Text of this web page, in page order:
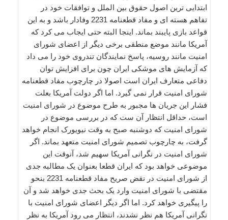
ابتدایی ترین اصول حقوق بین الملل و توافقات خود در
تفاهم هسته ای و مفاد قطعنامه 2231 وفادار باشد و به این
قواعد بازی پایبند بماند. اینجا البته حتی ایجاب می کرد که
آمریکا مانند موضع منطقی برخی دیگر از اعضای شورای
امنیت مانند روسیه، پاسخ نمایندگان تندروی خود را می داد
که آزمایش های موشکی ایران چون برای افزایش توان
دفاعی متعارف ایران است اصولا در چارچوب مفاد قطعنامه
شورای امنیت قرار نمی گیرد. اما اگر دولت آمریکا بعلت
فشار این جریان ها مجبور به طرح موضوع در شورای امنیت
است، حداقل انتظار آن ست که در بررسی موضوع در
شورای امنیت که دوشنبه صبح به وقت نیویورک انجام خواهد
گرفت، به چارچوب تصمیم شورای امنیت متعهد بماند. اگر
شورای امنیت در نگرانی آمریکا سهیم شد، آنوقت این
موضوعی خواهد بود که ایران قطعا بعنوان یک مطالبه جدی
از شورای امنیت در نقض صریح مفاد قطعنامه 2231 بنحو
مقتضی با شورای امنیت وارد یک بحث جدی خواهد شد و آن
را پیگیری خواهد کرد. اما اگر دیگر اعضای شورای امنیت با
نگرانی آمریکا هم نظر نشدند، انتظار می رود آمریکا به نظر